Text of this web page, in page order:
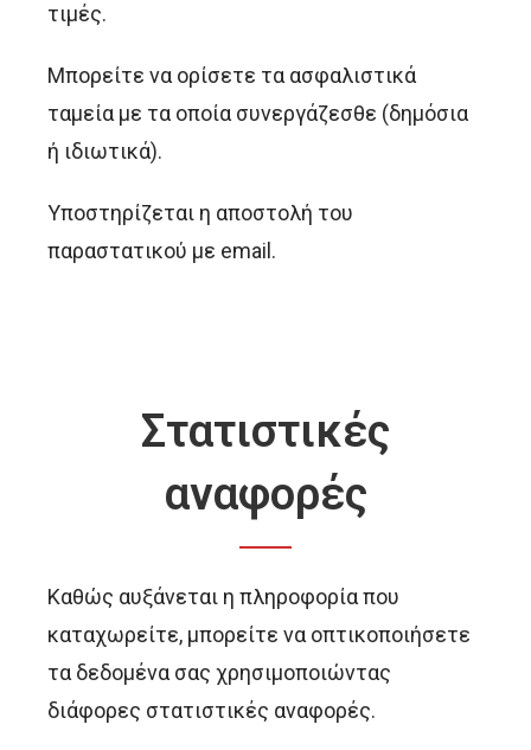
τιμές.
Μπορείτε να ορίσετε τα ασφαλιστικά
ταμεία με τα οποία συνεργάζεσθε (δημόσια
ή ιδιωτικά).
Υποστηρίζεται η αποστολή του
παραστατικού με email.
Στατιστικές
αναφορές
Καθώς αυξάνεται η πληροφορία που
καταχωρείτε, μπορείτε να οπτικοποιήσετε
τα δεδομένα σας χρησιμοποιώντας
διάφορες στατιστικές αναφορές.